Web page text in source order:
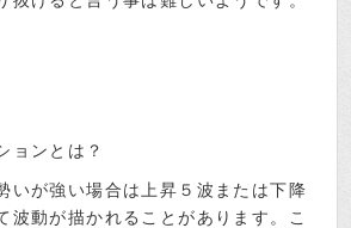
ョンとは？
いが強い場合は上昇５波または下降
波動が描かれることがあります。こ